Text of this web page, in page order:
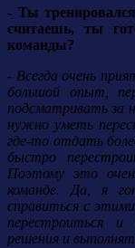
- Ты
считаешь, ты
команды?
- Всегда очень
большой опыт,
подсматривать за
нужно уметь
где-то отдать
быстро
Поэтому это
команде. Да, я
справиться с
перестроиться
решения и